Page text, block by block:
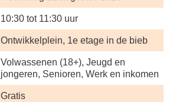
10:30 tot 11:30 uur
Ontwikkelplein, 1e etage in de bieb
Volwassenen (18+), Jeugd en
jongeren, Senioren, Werk en inkomen
Gratis